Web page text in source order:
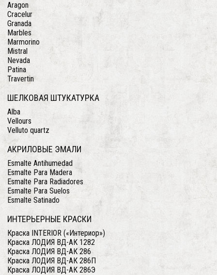
Aragon
Cracelur
Granada
Marbles
Marmorino
Mistral
Nevada
Patina
Travertin
ШЕЛКОВАЯ ШТУКАТУРКА
Alba
Vellours
Velluto quartz
АКРИЛОВЫЕ ЭМАЛИ
Esmalte Antihumedad
Esmalte Para Madera
Esmalte Para Radiadores
Esmalte Para Suelos
Esmalte Satinado
ИНТЕРЬЕРНЫЕ КРАСКИ
Краска INTERIOR («Интериор»)
Краска ЛОДИЯ ВД-АК 1282
Краска ЛОДИЯ ВД-АК 286
Краска ЛОДИЯ ВД-АК 286П
Краска ЛОДИЯ ВД-АК 286Э